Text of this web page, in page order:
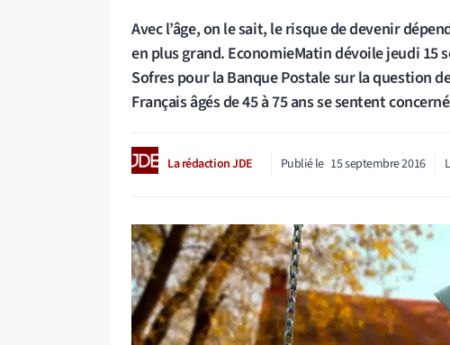
Avec l’âge, on le sait, le risque de devenir
en plus grand. EconomieMatin dévoile jeudi 15
Sofres pour la Banque Postale sur la question
Français âgés de 45 à 75 ans se sentent
La rédaction JDE Publié le 15 septembre 2016